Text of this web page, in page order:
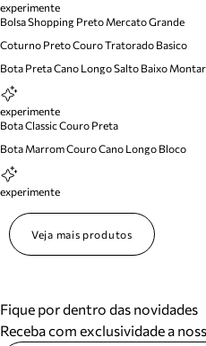
experimente
Bolsa Shopping Preto Mercato Grande
Coturno Preto Couro Tratorado Basico
Bota Preta Cano Longo Salto Baixo
experimente
Bota Classic Couro Preta
Bota Marrom Couro Cano Longo Bloco
experimente
Veja mais produtos
Fique por dentro das novidades
Receba com exclusividade a